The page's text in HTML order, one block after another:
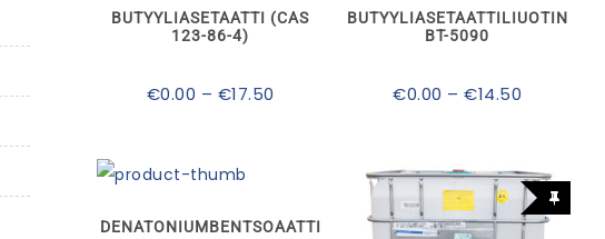
muunnelma.
Voit
tehdä
tuotteen
BUTYYLIASETAATTI (CAS
123-86-4)
€0.00 – €17.50
muunnelma.
Voit
tuotteen
BUTYYLIASETAATTILIUOTIN
BT-5090
€0.00 – €14.50
€14.50
DENATONIUMBENTSOAATTI